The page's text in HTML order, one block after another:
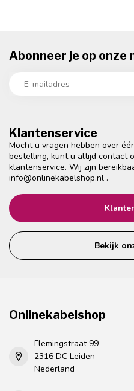
Klantenservice
Mocht u vragen hebben over
bestelling, kunt u altijd contact
klantenservice. Wij zijn
info@onlinekabelshop.nl .
Bekijk
Abonneer je op onze
Onlinekabelshop
Flemingstraat 99
2316 DC Leiden
Nederland